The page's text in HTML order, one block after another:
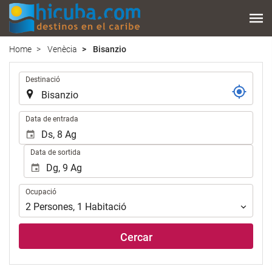
Home Venècia Bisanzio
Destinació
Data de entrada
Data de sortida
Ocupació
Ocupació
2 Persones, 1 Habitació
Cercar